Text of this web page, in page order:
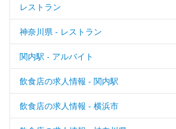
レストラン
神奈川県 - レストラン
関内駅 - アルバイト
飲食店の求人情報 - 関内駅
飲食店の求人情報 - 横浜市